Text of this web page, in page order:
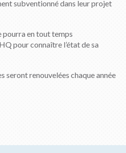
subventionné dans leur projet
pourra en tout temps
pour connaître l’état de sa
seront renouvelées chaque année